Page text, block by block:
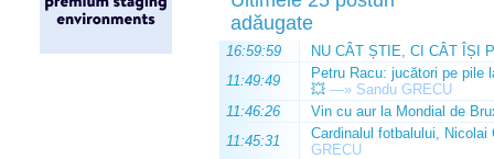
adăugate
16:59:59
NU CÂT ȘTIE, CI CÂT ÎȘI
11:49:49
Petru Racu: jucători pe pile
💥 —» Sandu GRECU
11:46:26
Vin cu aur la Mondial de
11:45:31
Cardinalul fotbalului,
GRECU